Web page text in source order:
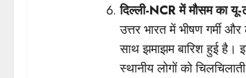
दिल्ली-NCR में मौसम का यू-
उत्तर भारत में भीषण गर्मी
साथ झमाझम बारिश हुई है।
स्थानीय लोगों को